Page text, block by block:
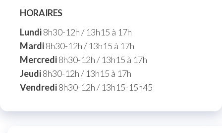
HORAIRES
Lundi8h30-12h / 13h15 à 17h
Mardi8h30-12h / 13h15 à 17h
Mercredi8h30-12h / 13h15 à 17h
Jeudi8h30-12h / 13h15 à 17h
Vendredi8h30-12h / 13h15-15h45